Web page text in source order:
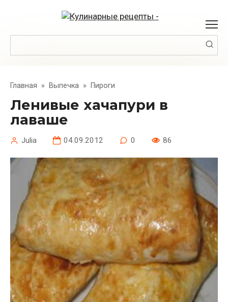
Главная » Выпечка » Пироги
Ленивые хачапури в
лаваше
Julia 04.09.2012 0 86